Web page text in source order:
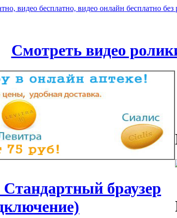
Смотреть видео
браузер